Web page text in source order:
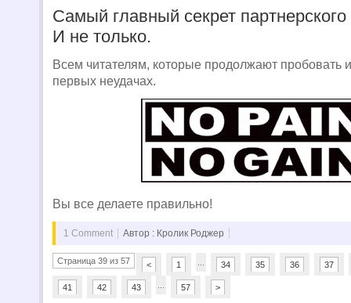
Самый главный секрет партнерского
И не только.
Всем читателям, которые продолжают пробовать
первых неудачах.
Вы все делаете правильно!
1 Comment Автор : Кролик Роджер
Страница 39 из 57 < 1 34 35 36 37
41 42 43 57 >